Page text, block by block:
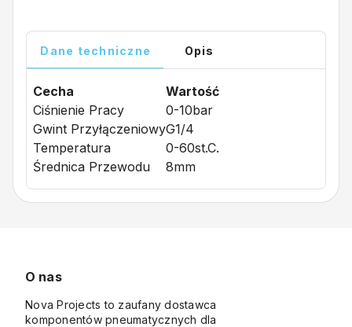
Dane techniczne Opis
Cecha
Wartość
Ciśnienie Pracy
0-10bar
Gwint PrzyłączeniowyG1/4
Temperatura
0-60st.C.
Średnica Przewodu
8mm
O nas
Nova Projects to zaufany dostawca
komponentów pneumatycznych dla